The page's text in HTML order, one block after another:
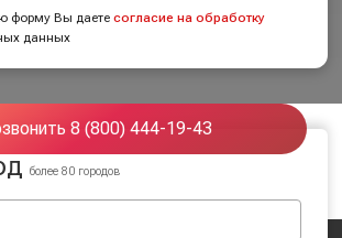
форму Вы даетесогласие на обработку
данных
8 (800) 444-19-43
более 80 городов